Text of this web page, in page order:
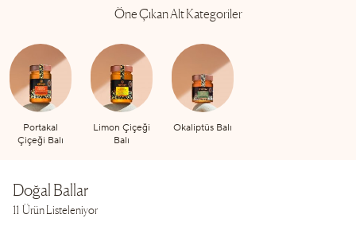
Öne Çıkan Alt Kategoriler
Portakal
Çiçeği Balı
Limon Çiçeği
Balı
Okaliptüs Balı
Doğal Ballar
11 Ürün Listeleniyor